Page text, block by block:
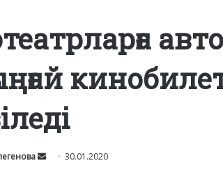
Send 30.01.2020